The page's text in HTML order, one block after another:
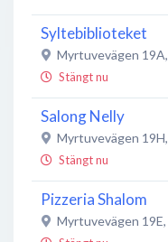
Syltebiblioteket
Myrtuvevägen 19A,
Stängt nu
Salong Nelly
Myrtuvevägen 19H,
Stängt nu
Pizzeria Shalom
Myrtuvevägen 19E,